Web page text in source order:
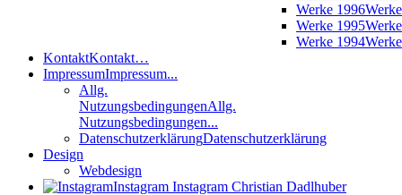
Werke 1996
Werke 1995
Werke 1994
KontaktKontakt…
ImpressumImpressum...
Allg.
NutzungsbedingungenAllg.
Nutzungsbedingungen...
DatenschutzerklärungDatenschutzerklärung
Design
Webdesign
Instagram Instagram Christian Dadlhuber